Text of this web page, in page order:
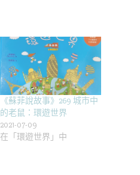
《蘇菲說故事》269 城市中
的老鼠：環遊世界
2021-07-09
在「環遊世界」中